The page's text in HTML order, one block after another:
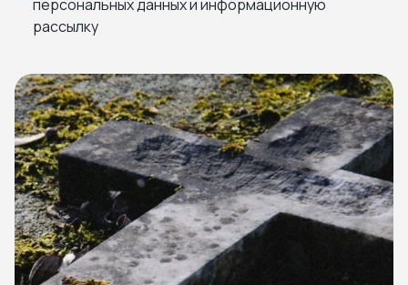
персональных данных и информационную
рассылку